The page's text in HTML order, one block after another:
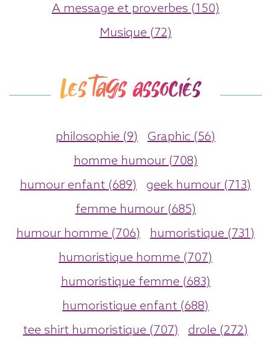
A message et proverbes (150)
Musique (72)
Les tags associés
philosophie (9)
Graphic (56)
homme humour (708)
humour enfant (689)
geek humour (713)
femme humour (685)
humour homme (706)
humoristique (731)
humoristique homme (707)
humoristique femme (683)
humoristique enfant (688)
tee shirt humoristique (707)
drole (272)